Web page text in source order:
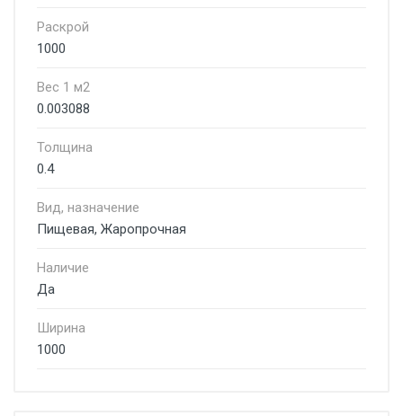
Раскрой
1000
Вес 1 м2
0.003088
Толщина
0.4
Вид, назначение
Пищевая, Жаропрочная
Наличие
Да
Ширина
1000